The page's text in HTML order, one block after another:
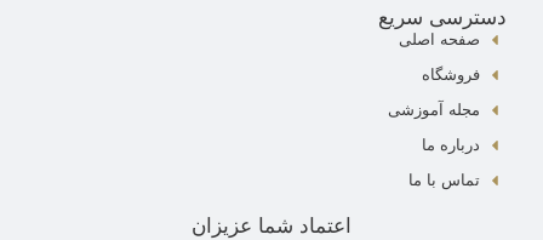
دسترسی سریع
صفحه اصلی
فروشگاه
مجله آموزشی
درباره ما
تماس با ما
اعتماد شما عزیزان